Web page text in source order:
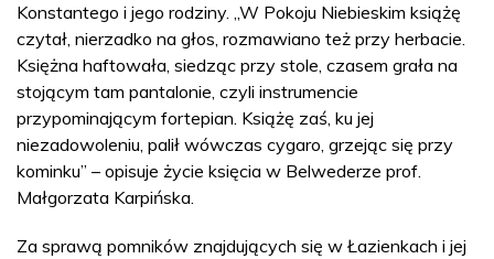
Konstantego i jego rodziny. „W Pokoju Niebieskim książę
czytał, nierzadko na głos, rozmawiano też przy herbacie.
Księżna haftowała, siedząc przy stole, czasem grała na
stojącym tam pantalonie, czyli instrumencie
przypominającym fortepian. Książę zaś, ku jej
niezadowoleniu, palił wówczas cygaro, grzejąc się przy
kominku” – opisuje życie księcia w Belwederze prof.
Małgorzata Karpińska.
Za sprawą pomników znajdujących się w Łazienkach i jej